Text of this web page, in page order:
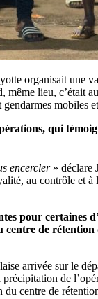
organisait une
lieu, c’était
mobiles
qui
encercler» déclare
au contrôle et
pour certaines
centre de
arrivée sur le
de
du centre de